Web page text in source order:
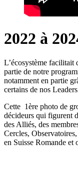
2022 à
L’écosystème facilitait
partie de notre
notamment en partie
certains de nos
Cette 1ère photo de
décideurs qui figurent
des Alliés, des
Cercles,
en Suisse Romande et